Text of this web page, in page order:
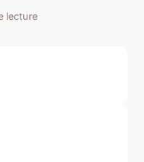
lecture